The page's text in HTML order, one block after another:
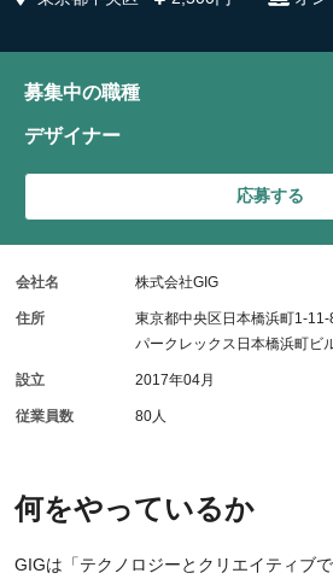
何をやっているか
GIGは「テクノロジーとクリエイティブ
募集中の職種
デザイナー
応募する
会社名 株式会社GIG
住所
東京都中央区日本橋浜町1-11-
パークレックス日本橋浜町ビ
設立 2017年04月
従業員数 80人